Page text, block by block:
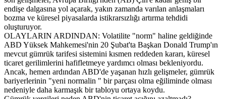
endişe dalgasına yol açarak, yakın zamanda varılan anlaşmaları
bozma ve küresel piyasalarda istikrarsızlığı artırma tehdidi
oluşturuyor.
OLAYLARIN ARDINDAN: Volatilite "norm" haline geldiğinde
ABD Yüksek Mahkemesi'nin 20 Şubat'ta Başkan Donald Trump'ın
mevcut gümrük tarifesi sistemini kısmen reddeden kararı, küresel
ticaret gerilimlerini hafifletmeye yardımcı olması bekleniyordu.
Ancak, hemen ardından ABD'de yaşanan hızlı gelişmeler, gümrük
bariyerlerinin "yeni normalin " bir parçası olma eğiliminde olması
nedeniyle daha karmaşık bir tabloyu ortaya koydu.